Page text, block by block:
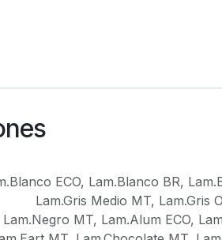
ECO, Lam.Blanco BR,
Lam.Gris Medio MT, Lam.Gris
Lam.Negro MT, Lam.Alum ECO,